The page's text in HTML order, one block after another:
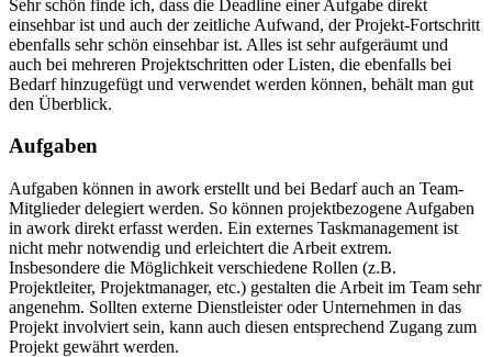
Sehr schön finde ich, dass die Deadline einer Aufgabe direkt
einsehbar ist und auch der zeitliche Aufwand, der Projekt-Fortschritt
ebenfalls sehr schön einsehbar ist. Alles ist sehr aufgeräumt und
auch bei mehreren Projektschritten oder Listen, die ebenfalls bei
Bedarf hinzugefügt und verwendet werden können, behält man gut
den Überblick.
Aufgaben
Aufgaben können in awork erstellt und bei Bedarf auch an Team-
Mitglieder delegiert werden. So können projektbezogene Aufgaben
in awork direkt erfasst werden. Ein externes Taskmanagement ist
nicht mehr notwendig und erleichtert die Arbeit extrem.
Insbesondere die Möglichkeit verschiedene Rollen (z.B.
Projektleiter, Projektmanager, etc.) gestalten die Arbeit im Team sehr
angenehm. Sollten externe Dienstleister oder Unternehmen in das
Projekt involviert sein, kann auch diesen entsprechend Zugang zum
Projekt gewährt werden.